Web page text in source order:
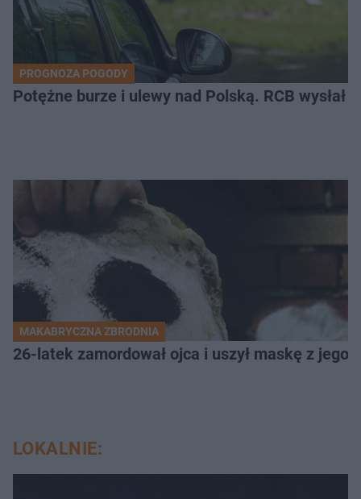
PROGNOZA POGODY
Potężne burze i ulewy nad Polską. RCB
MAKABRYCZNA ZBRODNIA
26-latek zamordował ojca i uszył maskę z
LOKALNIE: